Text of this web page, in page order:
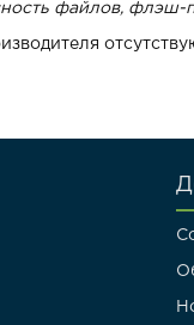
файлов, флэш-